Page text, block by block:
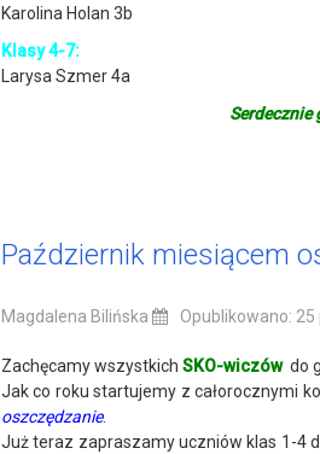
Karolina Holan 3b
Klasy 4-7:
Larysa Szmer 4a
Serdecznie
Październik miesiącem
Magdalena Bilińska Opublikowano:
Zachęcamy wszystkichSKO-wiczówdo
Jak co roku startujemy z całorocznymi
oszczędzanie.
Już teraz zapraszamy uczniów klas 1-4